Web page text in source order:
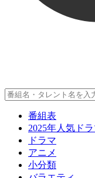
番組表
2025年人気ド
ドラマ
アニメ
小分類